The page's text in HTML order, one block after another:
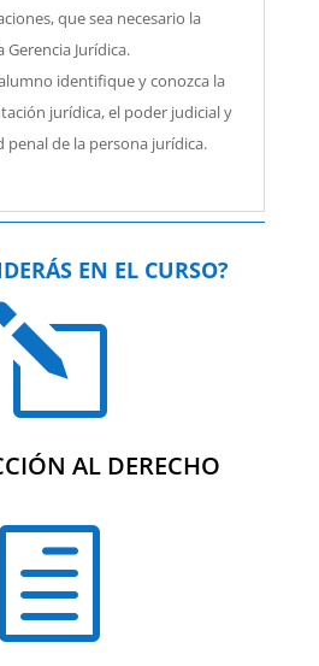
que sea necesario la
Jurídica.
identifique y conozca la
jurídica, el poder judicial y
penal de la persona jurídica.
EN EL CURSO?
AL DERECHO
h